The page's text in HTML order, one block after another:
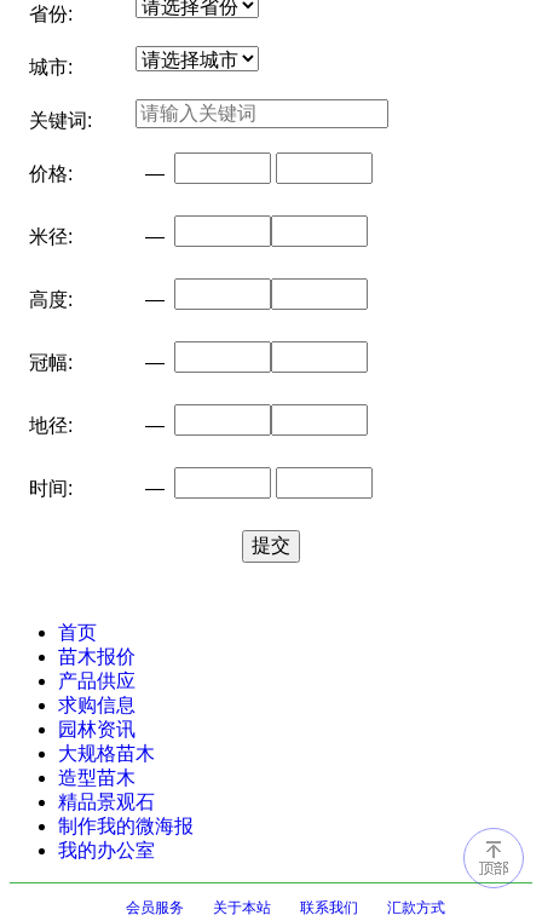
省份:
城市:
关键词:
价格: —
米径: —
高度: —
冠幅: —
地径: —
时间: —
首页
苗木报价
产品供应
求购信息
园林资讯
大规格苗木
造型苗木
精品景观石
制作我的微海报
我的办公室
会员服务 关于本站 联系我们 汇款方式